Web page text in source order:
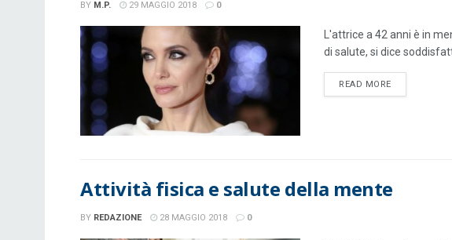
BY M.P. 29 MAGGIO 2018 0
L'attrice a 42 anni è in
di salute, si dice
READ MOREDETAILS
Attività fisica e salute della mente
BY REDAZIONE 28 MAGGIO 2018 0